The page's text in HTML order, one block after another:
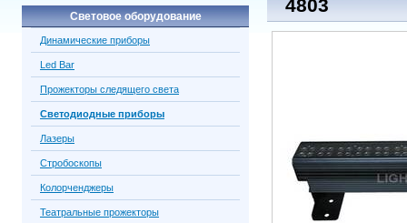
4803
Световое оборудование
Динамические приборы
Led Bar
Прожекторы следящего света
Светодиодные приборы
Лазеры
Стробоскопы
Колорченджеры
Театральные прожекторы